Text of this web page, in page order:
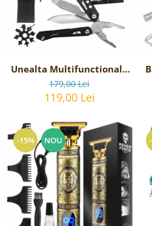
Reparatii si Renovare
Unealta Multifunctionala
de supravietuire 17-in-1,
model Black Axe Multi-
tool
179,00 Lei
119,00 Lei
-15% NOU